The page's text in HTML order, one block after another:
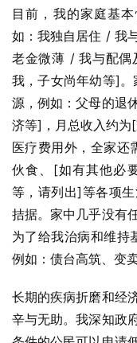
目前，我的家庭基
如：我独自居住 / 我
老金微薄 / 我与配偶
我，子女尚年幼等]
源，例如：父母的退
济等]，月总收入约为
医疗费用外，全家还
伙食、[如有其他必
等，请列出]等各项
拮据。家中几乎没有
为了给我治病和维持
例如：债台高筑、变
长期的疾病折磨和经
辛与无助。我深知政